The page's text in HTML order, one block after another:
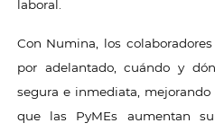
laboral.
Con Numina, los
por adelantado, cuándo y
segura e inmediata,
que las PyMEs aumentan